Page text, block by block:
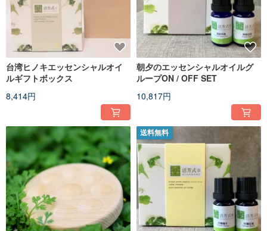
台湾ヒノキエッセンシャルオイ
ルギフトボックス
8,414円
朝夕のエッセンシャルオイルグ
ループON / OFF SET
10,817円
送料無料